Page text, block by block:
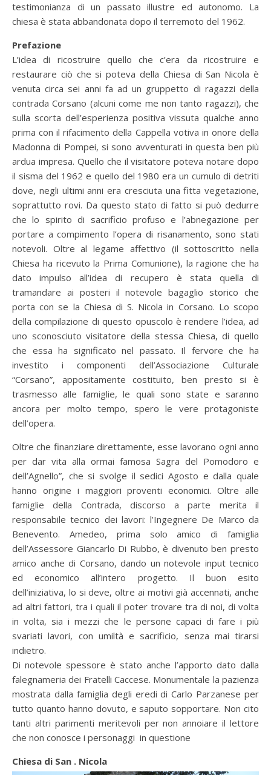
testimonianza di un passato illustre ed autonomo. La
chiesa è stata abbandonata dopo il terremoto del 1962.
Prefazione
L’idea di ricostruire quello che c’era da ricostruire e
restaurare ciò che si poteva della Chiesa di San Nicola è
venuta circa sei anni fa ad un gruppetto di ragazzi della
contrada Corsano (alcuni come me non tanto ragazzi), che
sulla scorta dell’esperienza positiva vissuta qualche anno
prima con il rifacimento della Cappella votiva in onore della
Madonna di Pompei, si sono avventurati in questa ben più
ardua impresa. Quello che il visitatore poteva notare dopo
il sisma del 1962 e quello del 1980 era un cumulo di detriti
dove, negli ultimi anni era cresciuta una fitta vegetazione,
soprattutto rovi. Da questo stato di fatto si può dedurre
che lo spirito di sacrificio profuso e l’abnegazione per
portare a compimento l’opera di risanamento, sono stati
notevoli. Oltre al legame affettivo (il sottoscritto nella
Chiesa ha ricevuto la Prima Comunione), la ragione che ha
dato impulso all’idea di recupero è stata quella di
tramandare ai posteri il notevole bagaglio storico che
porta con se la Chiesa di S. Nicola in Corsano. Lo scopo
della compilazione di questo opuscolo è rendere l’idea, ad
uno sconosciuto visitatore della stessa Chiesa, di quello
che essa ha significato nel passato. Il fervore che ha
investito i componenti dell’Associazione Culturale
“Corsano”, appositamente costituito, ben presto si è
trasmesso alle famiglie, le quali sono state e saranno
ancora per molto tempo, spero le vere protagoniste
dell’opera.
Oltre che finanziare direttamente, esse lavorano ogni anno
per dar vita alla ormai famosa Sagra del Pomodoro e
dell’Agnello”, che si svolge il sedici Agosto e dalla quale
hanno origine i maggiori proventi economici. Oltre alle
famiglie della Contrada, discorso a parte merita il
responsabile tecnico dei lavori: l’Ingegnere De Marco da
Benevento. Amedeo, prima solo amico di famiglia
dell’Assessore Giancarlo Di Rubbo, è divenuto ben presto
amico anche di Corsano, dando un notevole input tecnico
ed economico all’intero progetto. Il buon esito
dell’iniziativa, lo si deve, oltre ai motivi già accennati, anche
ad altri fattori, tra i quali il poter trovare tra di noi, di volta
in volta, sia i mezzi che le persone capaci di fare i più
svariati lavori, con umiltà e sacrificio, senza mai tirarsi
indietro.
Di notevole spessore è stato anche l’apporto dato dalla
falegnameria dei Fratelli Caccese. Monumentale la pazienza
mostrata dalla famiglia degli eredi di Carlo Parzanese per
tutto quanto hanno dovuto, e saputo sopportare. Non cito
tanti altri parimenti meritevoli per non annoiare il lettore
che non conosce i personaggi in questione
Chiesa di San . Nicola